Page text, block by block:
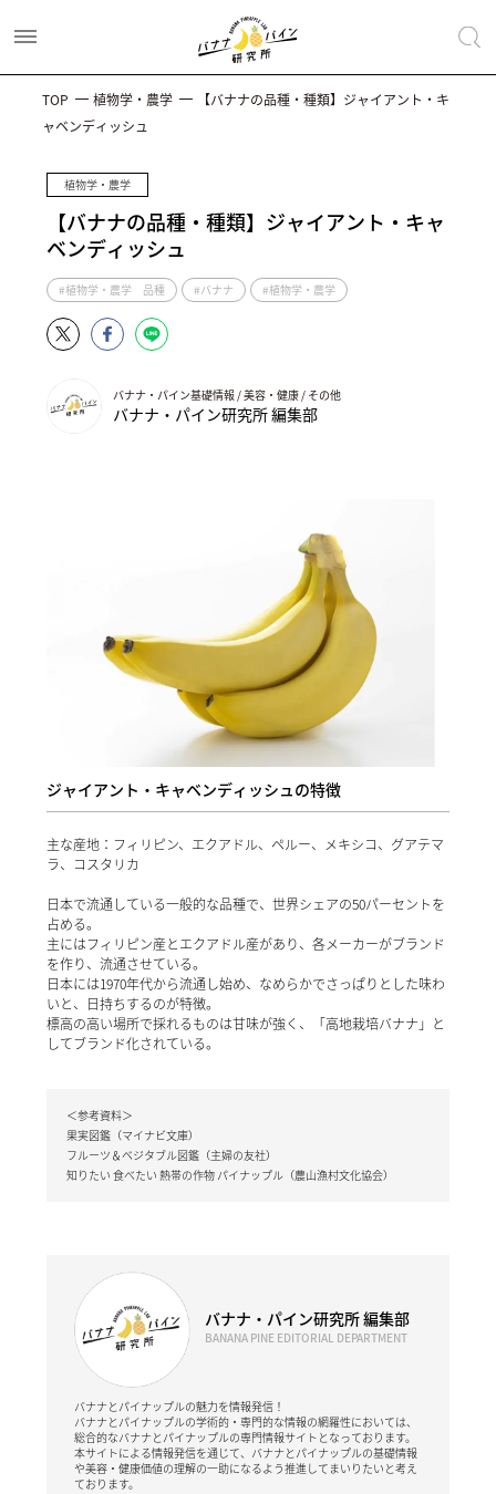
TOP 植物学・農学
【バナナの品種・種類】ジャイアント・キ
ャベンディッシュ
植物学・農学
【バナナの品種・種類】ジャイアント・キャ
ベンディッシュ
#植物学・農学 品種 #バナナ #植物学・農学
バナナ・パイン基礎情報 / 美容・健康 / その他
バナナ・パイン研究所 編集部
ジャイアント・キャベンディッシュの特徴
主な産地：フィリピン、エクアドル、ペルー、メキシコ、グアテマ
ラ、コスタリカ
日本で流通している一般的な品種で、世界シェアの50パーセントを
占める。
主にはフィリピン産とエクアドル産があり、各メーカーがブランド
を作り、流通させている。
日本には1970年代から流通し始め、なめらかでさっぱりとした味わ
いと、日持ちするのが特徴。
標高の高い場所で採れるものは甘味が強く、「高地栽培バナナ」と
してブランド化されている。
＜参考資料＞
果実図鑑（マイナビ文庫）
フルーツ＆ベジタブル図鑑（主婦の友社）
知りたい 食べたい 熱帯の作物 パイナップル（農山漁村文化協会）
バナナ・パイン研究所 編集部
BANANA PINE EDITORIAL DEPARTMENT
バナナとパイナップルの魅力を情報発信！
バナナとパイナップルの学術的・専門的な情報の網羅性においては、
総合的なバナナとパイナップルの専門情報サイトとなっております。
本サイトによる情報発信を通じて、バナナとパイナップルの基礎情報
や美容・健康価値の理解の一助になるよう推進してまいりたいと考え
ております。